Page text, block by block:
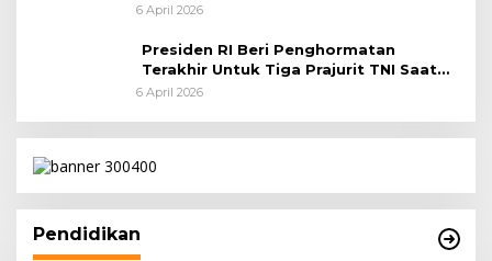
Pemakaman Militer
6 April 2026
Presiden RI Beri Penghormatan
Terakhir Untuk Tiga Prajurit TNI Saat
Persemayaman di Bandara Soekarno-
6 April 2026
Pendidikan